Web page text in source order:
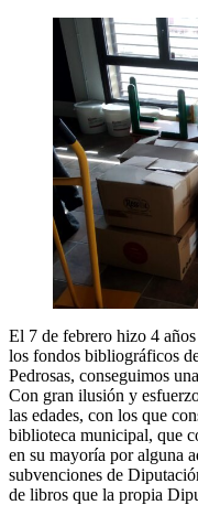
El 7 de febrero hizo 4
los fondos bibliográficos
Pedrosas, conseguimos
Con gran ilusión y
las edades, con los que
biblioteca municipal, que
en su mayoría por alguna
subvenciones de
de libros que la propia